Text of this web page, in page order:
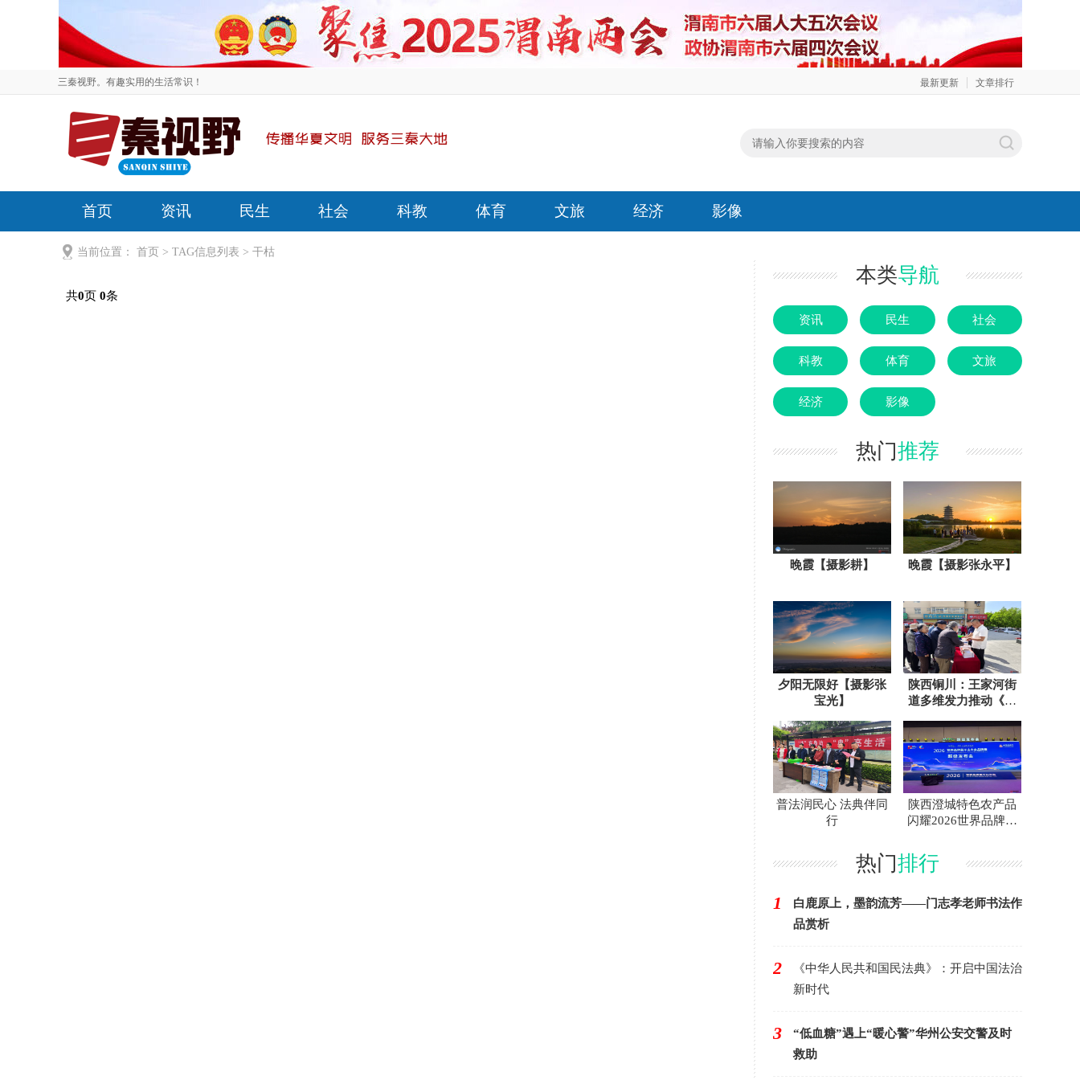
三秦视野。有趣实用的生活常识！ 最新更新 文章排行
首页 资讯 民生 社会 科教 体育 文旅 经济 影像
当前位置： 首页 > TAG信息列表 > 干枯
共0页 0条
本类导航
资讯 民生 社会
科教 体育 文旅
经济 影像
热门推荐
晚霞【摄影耕】 晚霞【摄影张永平】
夕阳无限好【摄影张
宝光】
陕西铜川：王家河街
道多维发力推动《民
普法润民心 法典伴同
行
陕西澄城特色农产品
闪耀2026世界品牌莫
热门排行
1
白鹿原上，墨韵流芳——门志孝老师书法作
品赏析
2
《中华人民共和国民法典》：开启中国法治
新时代
3
“低血糖”遇上“暖心警”华州公安交警及时
救助